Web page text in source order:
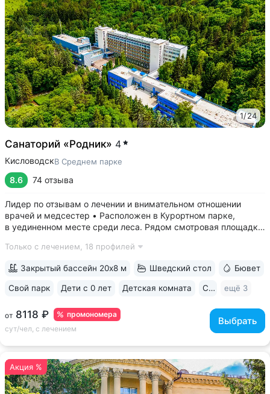
1/24
Санаторий «Родник» 4
КисловодскВ Среднем парке
8.6 74 отзыва
Лидер по отзывам о лечении и внимательном отношении
врачей и медсестер • Расположен в Курортном парке,
в уединенном месте среди леса. Рядом смотровая площадка.
пение птиц • Удобный выход в Нижний и Верхний парки:
Только с лечением, 18 профилей
промономера
от 8118 ₽
сут/чел, с лечением
Выбрать
Закрытый бассейн 20х8 м Шведский стол Бювет
Свой парк Дети с 0 лет Детская комната Спа ещё 3
Акция %